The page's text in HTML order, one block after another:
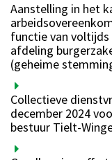
Aanstelling in het
functie van voltijds
afdeling
(geheime
Collectieve
december 2024
bestuur Tielt-